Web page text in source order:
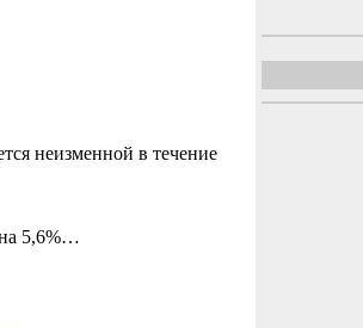
неизменной в течение
5,6%…